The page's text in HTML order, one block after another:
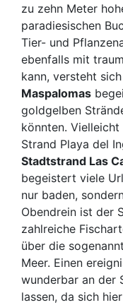
zu zehn Meter
paradiesischen
Tier- und
ebenfalls mit
kann, versteht
Maspalomas
goldgelben
könnten.
Strand Playa del
Stadtstrand Las
begeistert viele
nur baden,
Obendrein ist der
zahlreiche
über die
Meer. Einen
wunderbar an der
lassen, da sich